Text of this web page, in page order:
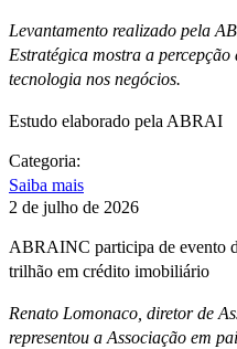
Levantamento realizado pela
Estratégica mostra a percepção
tecnologia nos negócios.
Estudo elaborado pela ABRAI
Categoria:
Saiba mais
2 de julho de 2026
ABRAINC participa de evento
trilhão em crédito imobiliário
Renato Lomonaco, diretor de
representou a Associação em